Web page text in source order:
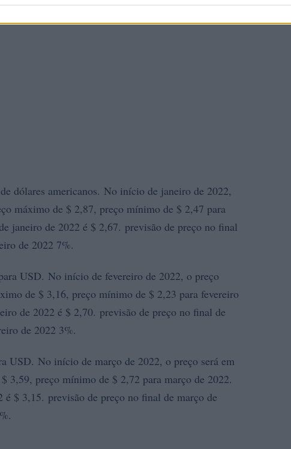
dólares americanos. No início de janeiro de 2022,
máximo de $ 2,87, preço mínimo de $ 2,47 para
janeiro de 2022 é $ 2,67. previsão de preço no final
de 2022 7%.
USD. No início de fevereiro de 2022, o preço
de $ 3,16, preço mínimo de $ 2,23 para fevereiro
de 2022 é $ 2,70. previsão de preço no final de
de 2022 3%.
USD. No início de março de 2022, o preço será em
3,59, preço mínimo de $ 2,72 para março de 2022.
$ 3,15. previsão de preço no final de março de